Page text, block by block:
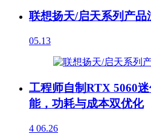
联想扬天/启天系列产品
05.13
工程师自制RTX 5060
能，功耗与成本双优化
4 06.26